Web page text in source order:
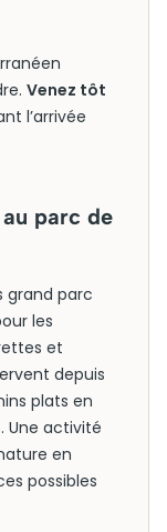
Venez tôt
l’arrivée
parc de
grand parc
les
et
depuis
plats en
Une activité
en
possibles